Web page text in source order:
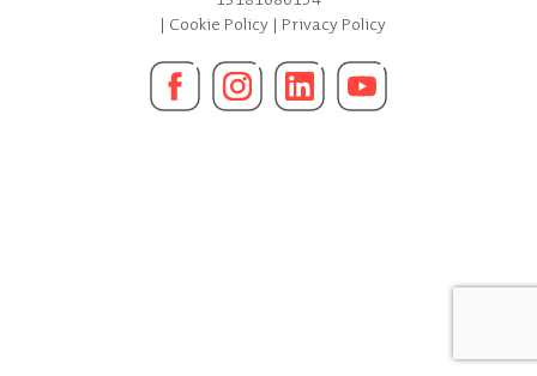
| Cookie Policy| Privacy Policy